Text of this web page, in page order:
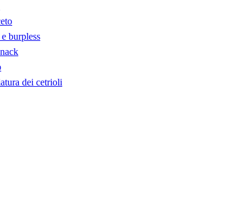
burpless
dei cetrioli